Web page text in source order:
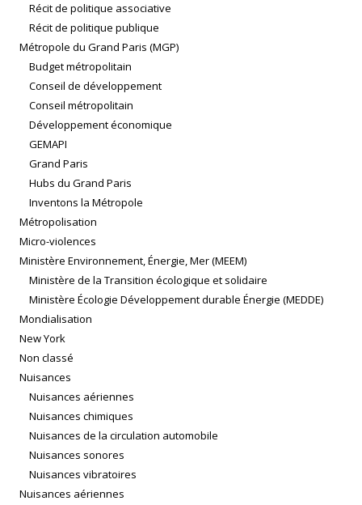
Récit de politique associative
Récit de politique publique
Métropole du Grand Paris (MGP)
Budget métropolitain
Conseil de développement
Conseil métropolitain
Développement économique
GEMAPI
Grand Paris
Hubs du Grand Paris
Inventons la Métropole
Métropolisation
Micro-violences
Ministère Environnement, Énergie, Mer (MEEM)
Ministère de la Transition écologique et solidaire
Ministère Écologie Développement durable Énergie (MEDDE)
Mondialisation
New York
Non classé
Nuisances
Nuisances aériennes
Nuisances chimiques
Nuisances de la circulation automobile
Nuisances sonores
Nuisances vibratoires
Nuisances aériennes